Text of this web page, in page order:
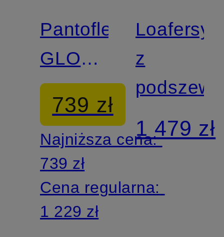
SCHMENGER
Pantofle
GLORY
z
kamieniami
ozdobnymi
739 zł
Najniższa cena:
739 zł
Cena regularna:
1 229 zł
Loafersy
z
1 479 zł